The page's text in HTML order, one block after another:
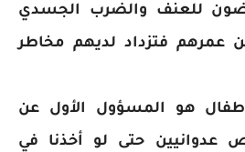
للعنف والضرب الجسدي
عمرهم فتزداد لديهم مخاطر
هو المسؤول الأول عن
عدوانيين حتى لو أخذنا في